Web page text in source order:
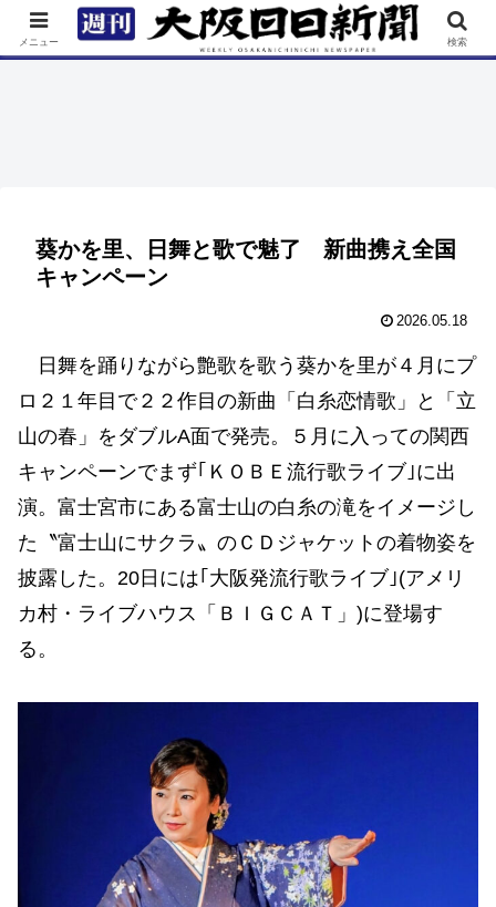
TOP 特集 ニュース 連載 街ネタ イベント
葵かを里、日舞と歌で魅了 新曲携え全国
キャンペーン
2026.05.18
日舞を踊りながら艶歌を歌う葵かを里が４月にプ
ロ２１年目で２２作目の新曲「白糸恋情歌」と「立
山の春」をダブルA面で発売。５月に入っての関西
キャンペーンでまず｢ＫＯＢＥ流行歌ライブ｣に出
演。富士宮市にある富士山の白糸の滝をイメージし
た〝富士山にサクラ〟のＣＤジャケットの着物姿を
披露した。20日には｢大阪発流行歌ライブ｣(アメリ
カ村・ライブハウス「ＢＩＧＣＡＴ」)に登場す
る。
メニュー 検索